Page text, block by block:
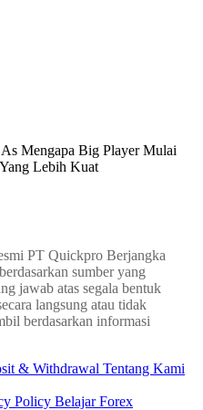
Mengapa Big Player Mulai
Lebih Kuat
PT Quickpro Berjangka
sumber yang
jawab atas segala bentuk
langsung atau tidak
berdasarkan informasi
& Withdrawal Tentang Kami
Policy Belajar Forex